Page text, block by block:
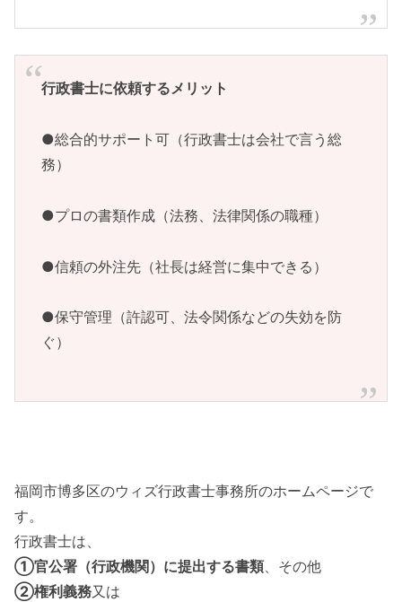
行政書士に依頼するメリット
●総合的サポート可（行政書士は会社で言う総
務）
●プロの書類作成（法務、法律関係の職種）
●信頼の外注先（社長は経営に集中できる）
●保守管理（許認可、法令関係などの失効を防
ぐ）
福岡市博多区のウィズ行政書士事務所のホームページで
す。
行政書士は、
①官公署（行政機関）に提出する書類、その他
②権利義務又は